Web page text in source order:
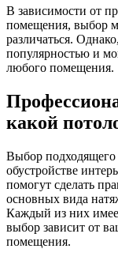
В зависимости от
помещения, выбор
различаться.
популярностью и
любого помещения.
какой
Выбор
обустройстве
помогут сделать
основных вида
Каждый из них
выбор зависит от
помещения.